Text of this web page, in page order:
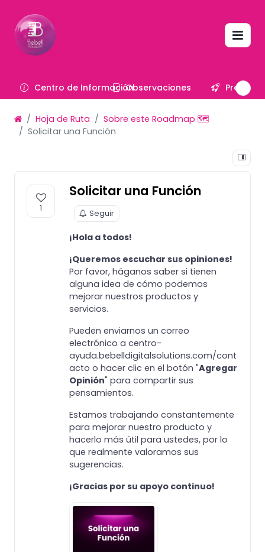
Centro de InformaciónObservaciones
Hoja de Ruta
Sobre este Roadmap 🗺️
Solicitar una Función
1
Solicitar una Función
Seguir
¡Hola a todos!
¡Queremos escuchar sus opiniones!
Por favor, háganos saber si tienen
alguna idea de cómo podemos
mejorar nuestros productos y
servicios.
Pueden enviarnos un correo
electrónico a centro-
ayuda.bebelldigitalsolutions.com/cont
acto o hacer clic en el botón "Agregar
Opinión" para compartir sus
pensamientos.
Estamos trabajando constantemente
para mejorar nuestro producto y
hacerlo más útil para ustedes, por lo
que realmente valoramos sus
sugerencias.
¡Gracias por su apoyo continuo!